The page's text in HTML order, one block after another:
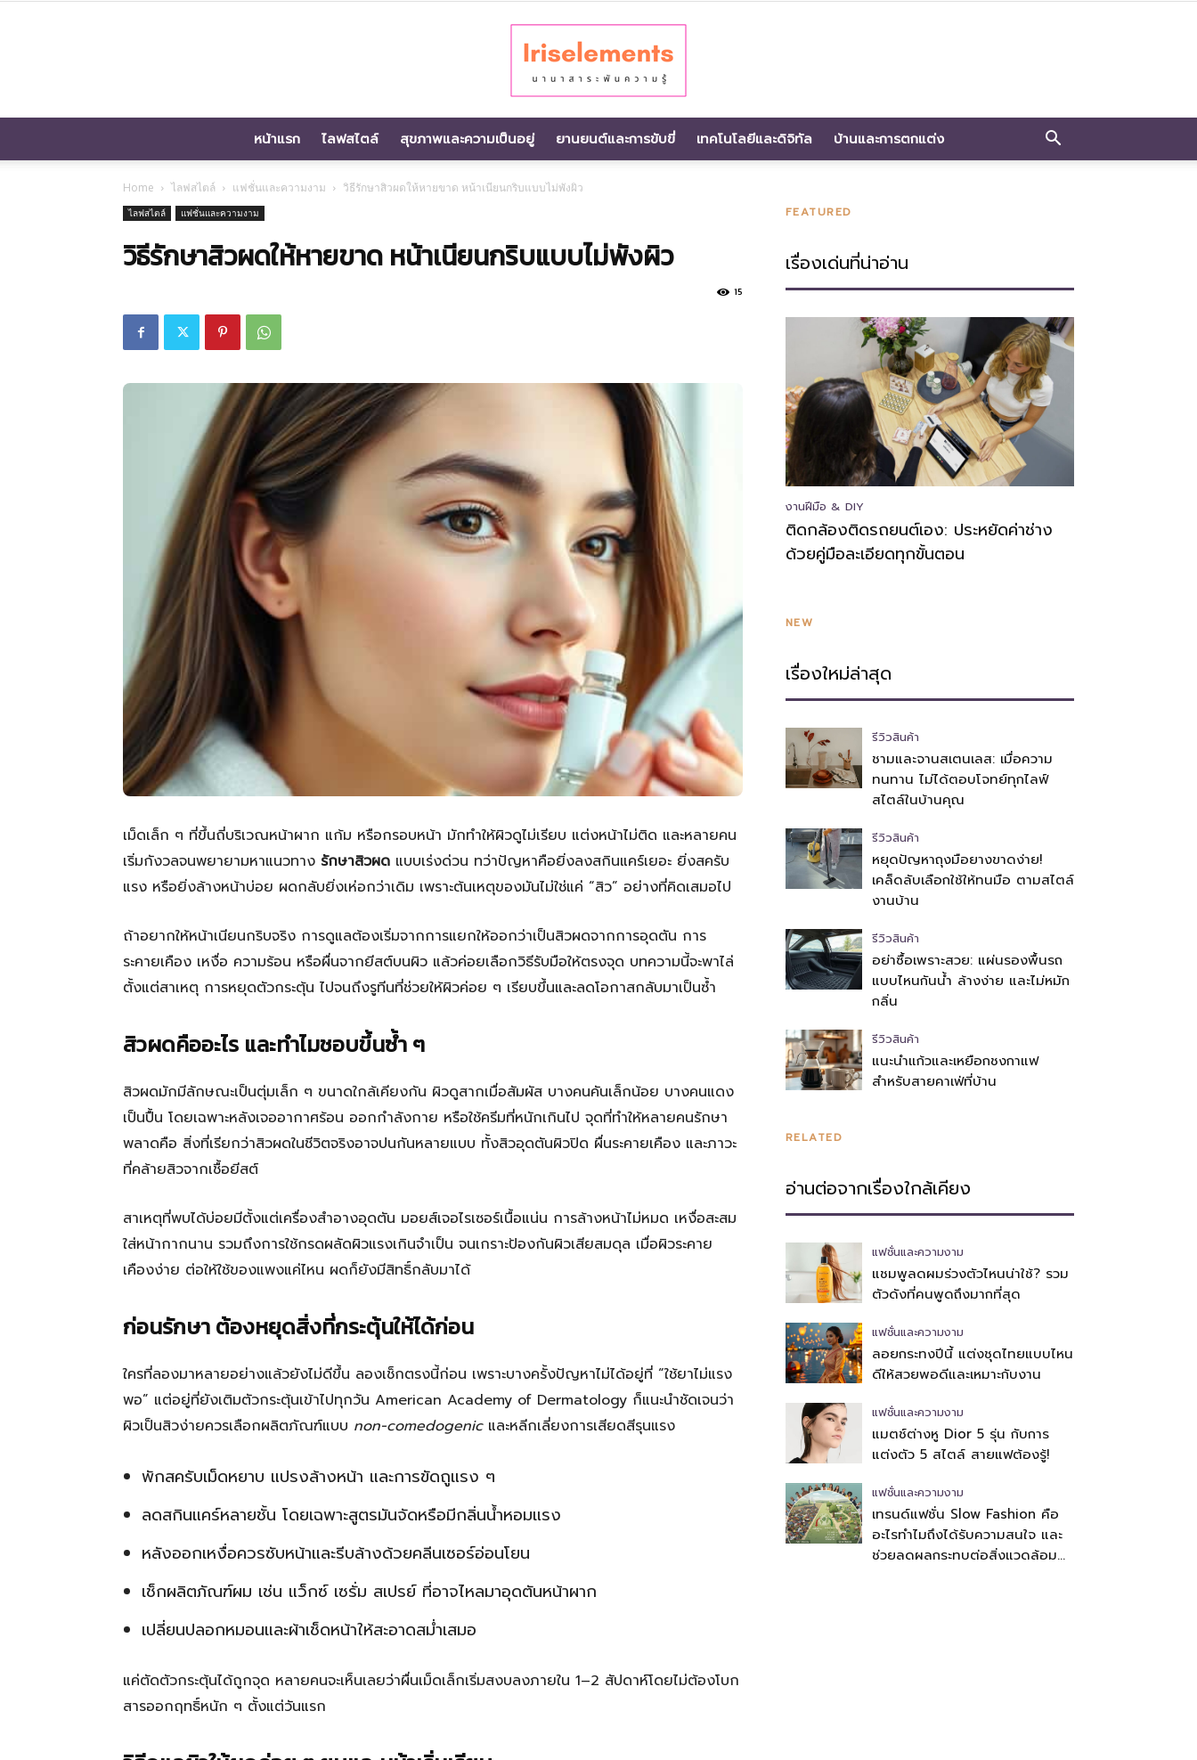
นานา
สาระ
พัน
ความ
แหล่ง
ความ
รู้
ประโยชน์
หน้าแรก ไลฟสไตล์ สุขภาพและความเป็นอยู่ ยานยนต์และการขับขี่ เทคโนโลยีและดิจิทัล บ้านและการตกแต่ง
Home ไลฟสไตล์ แฟชั่นและความงาม วิธีรักษาสิวผดให้หายขาด หน้าเนียนกริบแบบไม่พังผิว
ไลฟสไตล์ แฟชั่นและความงาม
วิธีรักษาสิวผดให้หายขาด หน้าเนียนกริบแบบไม่พังผิว
15
เม็ดเล็ก ๆ ที่ขึ้นถี่บริเวณหน้าผาก แก้ม หรือกรอบหน้า มักทำให้ผิวดูไม่เรียบ แต่งหน้าไม่ติด และหลายคน
เริ่มกังวลจนพยายามหาแนวทาง รักษาสิวผด แบบเร่งด่วน ทว่าปัญหาคือยิ่งลงสกินแคร์เยอะ ยิ่งสครับ
แรง หรือยิ่งล้างหน้าบ่อย ผดกลับยิ่งเห่อกว่าเดิม เพราะต้นเหตุของมันไม่ใช่แค่ “สิว” อย่างที่คิดเสมอไป
ถ้าอยากให้หน้าเนียนกริบจริง การดูแลต้องเริ่มจากการแยกให้ออกว่าเป็นสิวผดจากการอุดตัน การ
ระคายเคือง เหงื่อ ความร้อน หรือผื่นจากยีสต์บนผิว แล้วค่อยเลือกวิธีรับมือให้ตรงจุด บทความนี้จะพาไล่
ตั้งแต่สาเหตุ การหยุดตัวกระตุ้น ไปจนถึงรูทีนที่ช่วยให้ผิวค่อย ๆ เรียบขึ้นและลดโอกาสกลับมาเป็นซ้ำ
สิวผดคืออะไร และทำไมชอบขึ้นซ้ำ ๆ
สิวผดมักมีลักษณะเป็นตุ่มเล็ก ๆ ขนาดใกล้เคียงกัน ผิวดูสากเมื่อสัมผัส บางคนคันเล็กน้อย บางคนแดง
เป็นปื้น โดยเฉพาะหลังเจออากาศร้อน ออกกำลังกาย หรือใช้ครีมที่หนักเกินไป จุดที่ทำให้หลายคนรักษา
พลาดคือ สิ่งที่เรียกว่าสิวผดในชีวิตจริงอาจปนกันหลายแบบ ทั้งสิวอุดตันผิวปิด ผื่นระคายเคือง และภาวะ
ที่คล้ายสิวจากเชื้อยีสต์
สาเหตุที่พบได้บ่อยมีตั้งแต่เครื่องสำอางอุดตัน มอยส์เจอไรเซอร์เนื้อแน่น การล้างหน้าไม่หมด เหงื่อสะสม
ใส่หน้ากากนาน รวมถึงการใช้กรดผลัดผิวแรงเกินจำเป็น จนเกราะป้องกันผิวเสียสมดุล เมื่อผิวระคาย
เคืองง่าย ต่อให้ใช้ของแพงแค่ไหน ผดก็ยังมีสิทธิ์กลับมาได้
ก่อนรักษา ต้องหยุดสิ่งที่กระตุ้นให้ได้ก่อน
ใครที่ลองมาหลายอย่างแล้วยังไม่ดีขึ้น ลองเช็กตรงนี้ก่อน เพราะบางครั้งปัญหาไม่ได้อยู่ที่ “ใช้ยาไม่แรง
พอ” แต่อยู่ที่ยังเติมตัวกระตุ้นเข้าไปทุกวัน American Academy of Dermatology ก็แนะนำชัดเจนว่า
ผิวเป็นสิวง่ายควรเลือกผลิตภัณฑ์แบบ non-comedogenicและหลีกเลี่ยงการเสียดสีรุนแรง
พักสครับเม็ดหยาบ แปรงล้างหน้า และการขัดถูแรง ๆ
ลดสกินแคร์หลายชั้น โดยเฉพาะสูตรมันจัดหรือมีกลิ่นน้ำหอมแรง
หลังออกเหงื่อควรซับหน้าและรีบล้างด้วยคลีนเซอร์อ่อนโยน
เช็กผลิตภัณฑ์ผม เช่น แว็กซ์ เซรั่ม สเปรย์ ที่อาจไหลมาอุดตันหน้าผาก
เปลี่ยนปลอกหมอนและผ้าเช็ดหน้าให้สะอาดสม่ำเสมอ
แค่ตัดตัวกระตุ้นได้ถูกจุด หลายคนจะเห็นเลยว่าผื่นเม็ดเล็กเริ่มสงบลงภายใน 1–2 สัปดาห์โดยไม่ต้องโบก
สารออกฤทธิ์หนัก ๆ ตั้งแต่วันแรก
FEATURED
เรื่องเด่นที่น่าอ่าน
งานฝีมือ & DIY
ติดกล้องติดรถยนต์เอง: ประหยัดค่าช่าง
ด้วยคู่มือละเอียดทุกขั้นตอน
NEW
เรื่องใหม่ล่าสุด
รีวิวสินค้า
ชามและจานสเตนเลส: เมื่อความ
ทนทาน ไม่ได้ตอบโจทย์ทุกไลฟ์
สไตล์ในบ้านคุณ
รีวิวสินค้า
หยุดปัญหาถุงมือยางขาดง่าย!
เคล็ดลับเลือกใช้ให้ทนมือ ตามสไตล์
งานบ้าน
รีวิวสินค้า
อย่าซื้อเพราะสวย: แผ่นรองพื้นรถ
แบบไหนกันน้ำ ล้างง่าย และไม่หมัก
กลิ่น
รีวิวสินค้า
แนะนำแก้วและเหยือกชงกาแฟ
สำหรับสายคาเฟ่ที่บ้าน
RELATED
อ่านต่อจากเรื่องใกล้เคียง
แฟชั่นและความงาม
แชมพูลดผมร่วงตัวไหนน่าใช้? รวม
ตัวดังที่คนพูดถึงมากที่สุด
แฟชั่นและความงาม
ลอยกระทงปีนี้ แต่งชุดไทยแบบไหน
ดีให้สวยพอดีและเหมาะกับงาน
แฟชั่นและความงาม
แมตช์ต่างหู Dior 5 รุ่น กับการ
แต่งตัว 5 สไตล์ สายแฟต้องรู้!
แฟชั่นและความงาม
เทรนด์แฟชั่น Slow Fashion คือ
อะไรทำไมถึงได้รับความสนใจ และ
ช่วยลดผลกระทบต่อสิ่งแวดล้อม